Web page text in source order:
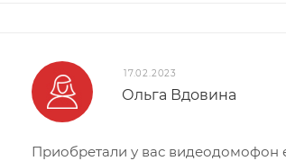
17.02.2023
Ольга Вдовина
Приобретали у вас видеодомофон